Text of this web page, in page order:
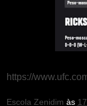
https://
Escola Zenidim às